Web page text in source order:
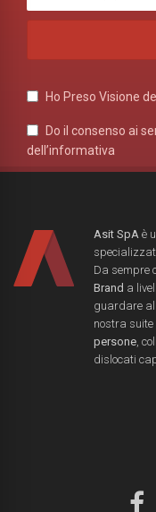
Ho Preso Visione
Do il consenso ai
dell’informativa
Asit SpA è
Da sempre
Brand a
guardare al
nostra suite
persone ,
dislocati